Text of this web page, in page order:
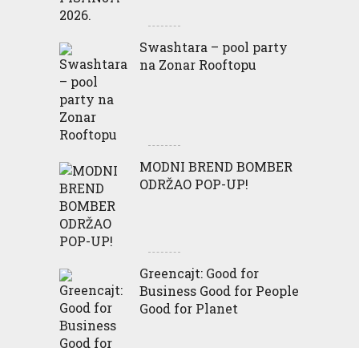
Swashtara – pool party
na Zonar Rooftopu
MODNI BREND BOMBER
ODRŽAO POP-UP!
Greencajt: Good for
Business Good for People
Good for Planet